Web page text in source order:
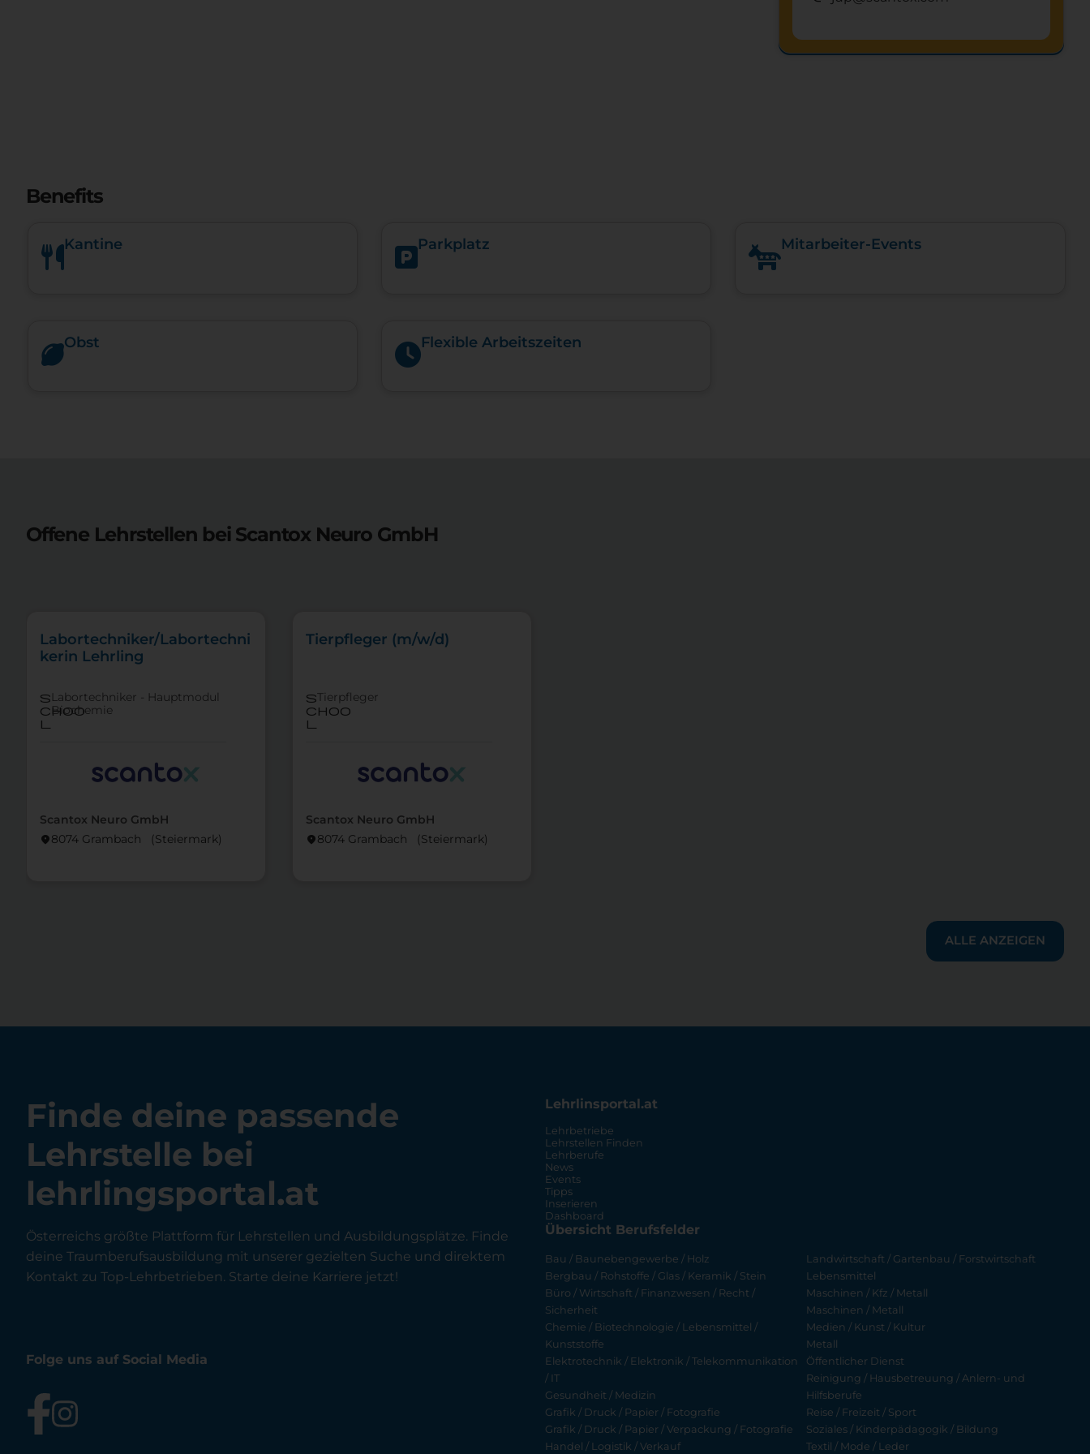
Benefits
Kantine Parkplatz Mitarbeiter-Events
Obst Flexible Arbeitszeiten
Offene Lehrstellen bei Scantox Neuro GmbH
Scantox Neuro GmbH
location_on8074 Grambach (Steier­mark)
Labortechniker/Labortechni
kerin Lehrling
s
choo
l
Labortechniker - Hauptmodul
Biochemie
Scantox Neuro GmbH
location_on8074 Grambach (Steier­mark)
Tierpfleger (m/w/d)
s
choo
l
Tierpfleger
ALLE ANZEIGEN
Finde deine passende
Lehrstelle bei
lehrlingsportal.at
Österreichs größte Plattform für Lehrstellen und Ausbildungsplätze. Finde
deine Traumberufsausbildung mit unserer gezielten Suche und direktem
Kontakt zu Top-Lehrbetrieben. Starte deine Karriere jetzt!
Folge uns auf Social Media
Lehrlinsportal.at
Lehrbetriebe
Lehrstellen Finden
Lehrberufe
News
Events
Tipps
Inserieren
Dashboard
Übersicht Berufsfelder
Bau / Baunebengewerbe / Holz
Bergbau / Rohstoffe / Glas / Keramik / Stein
Büro / Wirtschaft / Finanzwesen / Recht /
Sicherheit
Chemie / Biotechnologie / Lebensmittel /
Kunststoffe
Elektrotechnik / Elektronik / Telekommunikation
/ IT
Gesundheit / Medizin
Grafik / Druck / Papier / Fotografie
Grafik / Druck / Papier / Verpackung / Fotografie
Handel / Logistik / Verkauf
Landwirtschaft / Gartenbau / Forstwirtschaft
Lebensmittel
Maschinen / Kfz / Metall
Maschinen / Metall
Medien / Kunst / Kultur
Metall
Öffentlicher Dienst
Reinigung / Hausbetreuung / Anlern- und
Hilfsberufe
Reise / Freizeit / Sport
Soziales / Kinderpädagogik / Bildung
Textil / Mode / Leder